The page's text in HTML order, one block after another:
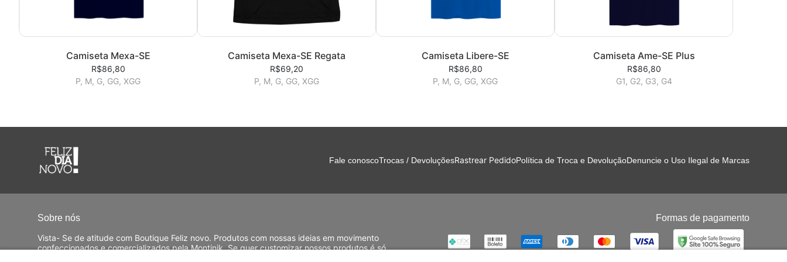
Camiseta Mexa-SE
R$86,80
P, M, G, GG, XGG
Camiseta Mexa-SE Regata
R$69,20
P, M, G, GG, XGG
Camiseta Libere-SE
R$86,80
P, M, G, GG, XGG
Camiseta Ame-SE Plus
R$86,80
G1, G2, G3, G4
Fale conoscoTrocas / DevoluçõesRastrear PedidoPolítica de Troca e DevoluçãoDenuncie o Uso Ilegal de Marcas
Sobre nós
Vista- Se de atitude com Boutique Feliz novo. Produtos com nossas ideias em movimento
confeccionados e comercializados pela Montinik. Se quer customizar nossos produtos é só
Formas de pagamento